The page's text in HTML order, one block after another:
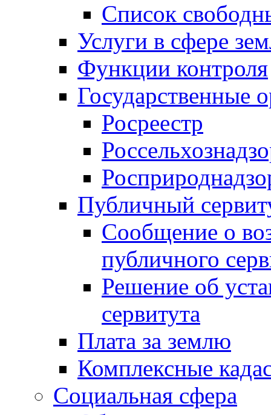
Список
Услуги в сфере
Функции контроля
Государственные
Росреестр
Публичный
Сообщение о
публичного
Решение об
сервитута
Плата за землю
Комплексные
Социальная сфера